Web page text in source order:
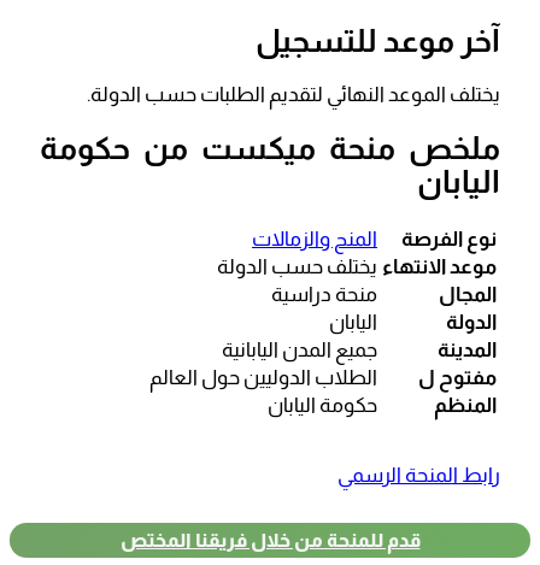
آخر موعد للتسجيل
يختلف الموعد النهائي لتقديم الطلبات حسب الدولة.
ملخص منحة ميكست من حكومة
اليابان
نوع الفرصة
المنح والزمالات
موعد الانتهاء يختلف حسب الدولة
المجال
منحة دراسية
الدولة
اليابان
المدينة
جميع المدن اليابانية
مفتوح ل
الطلاب الدوليين حول العالم
المنظم
حكومة اليابان
رابط المنحة الرسمي
قدم للمنحة من خلال فريقنا المختص